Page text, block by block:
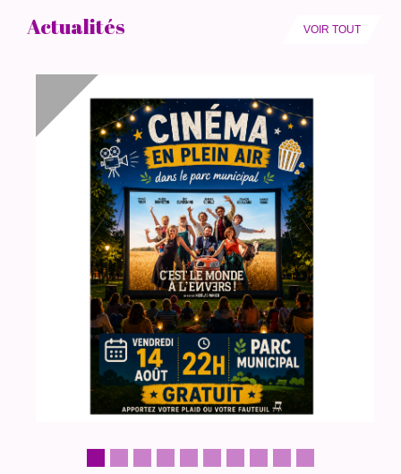
Actualités VOIR TOUT